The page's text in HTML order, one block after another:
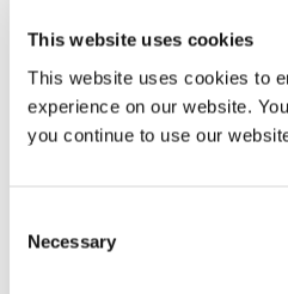
This website uses cookies
This website uses cookies to
experience on our website.
you continue to use our
Selection
Necessary
Para usar con sistemas de
por UV. Se puede usar con
los reflectores UV de Dymax y
reflectores UV de inundación.
Radiómetros ACCU-CAL™ de